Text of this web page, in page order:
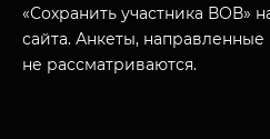
«Сохранить участника ВОВ»
сайта. Анкеты,
не рассматриваются.